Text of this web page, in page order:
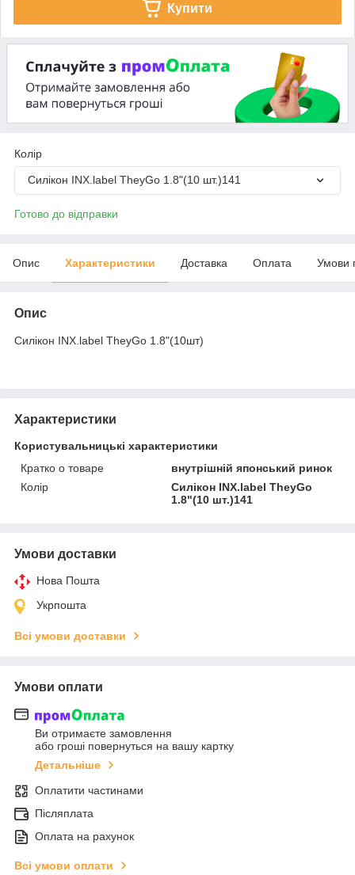
Купити
Колір
Силікон INX.label TheyGo 1.8"(10 шт.)141
Готово до відправки
Опис Характеристики Доставка Оплата Умови
Опис
Силікон INX.label TheyGo 1.8"(10шт)
Характеристики
Користувальницькі характеристики
Кратко о товаре
внутрішній японський ринок
Колір
Силікон INX.label TheyGo
1.8"(10 шт.)141
Умови доставки
Нова Пошта
Укрпошта
Всі умови доставки
Умови оплати
Ви отримаєте замовлення
або гроші повернуться на вашу картку
Детальніше
Оплатити частинами
Післяплата
Оплата на рахунок
Всі умови оплати